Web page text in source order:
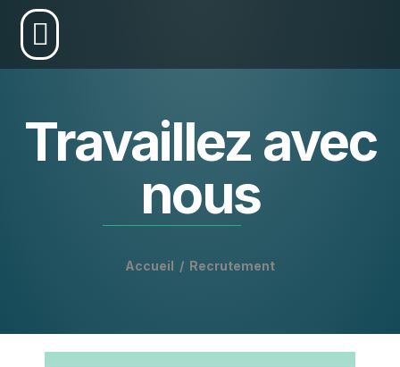
Travaillez avec
nous
Accueil / Recrutement